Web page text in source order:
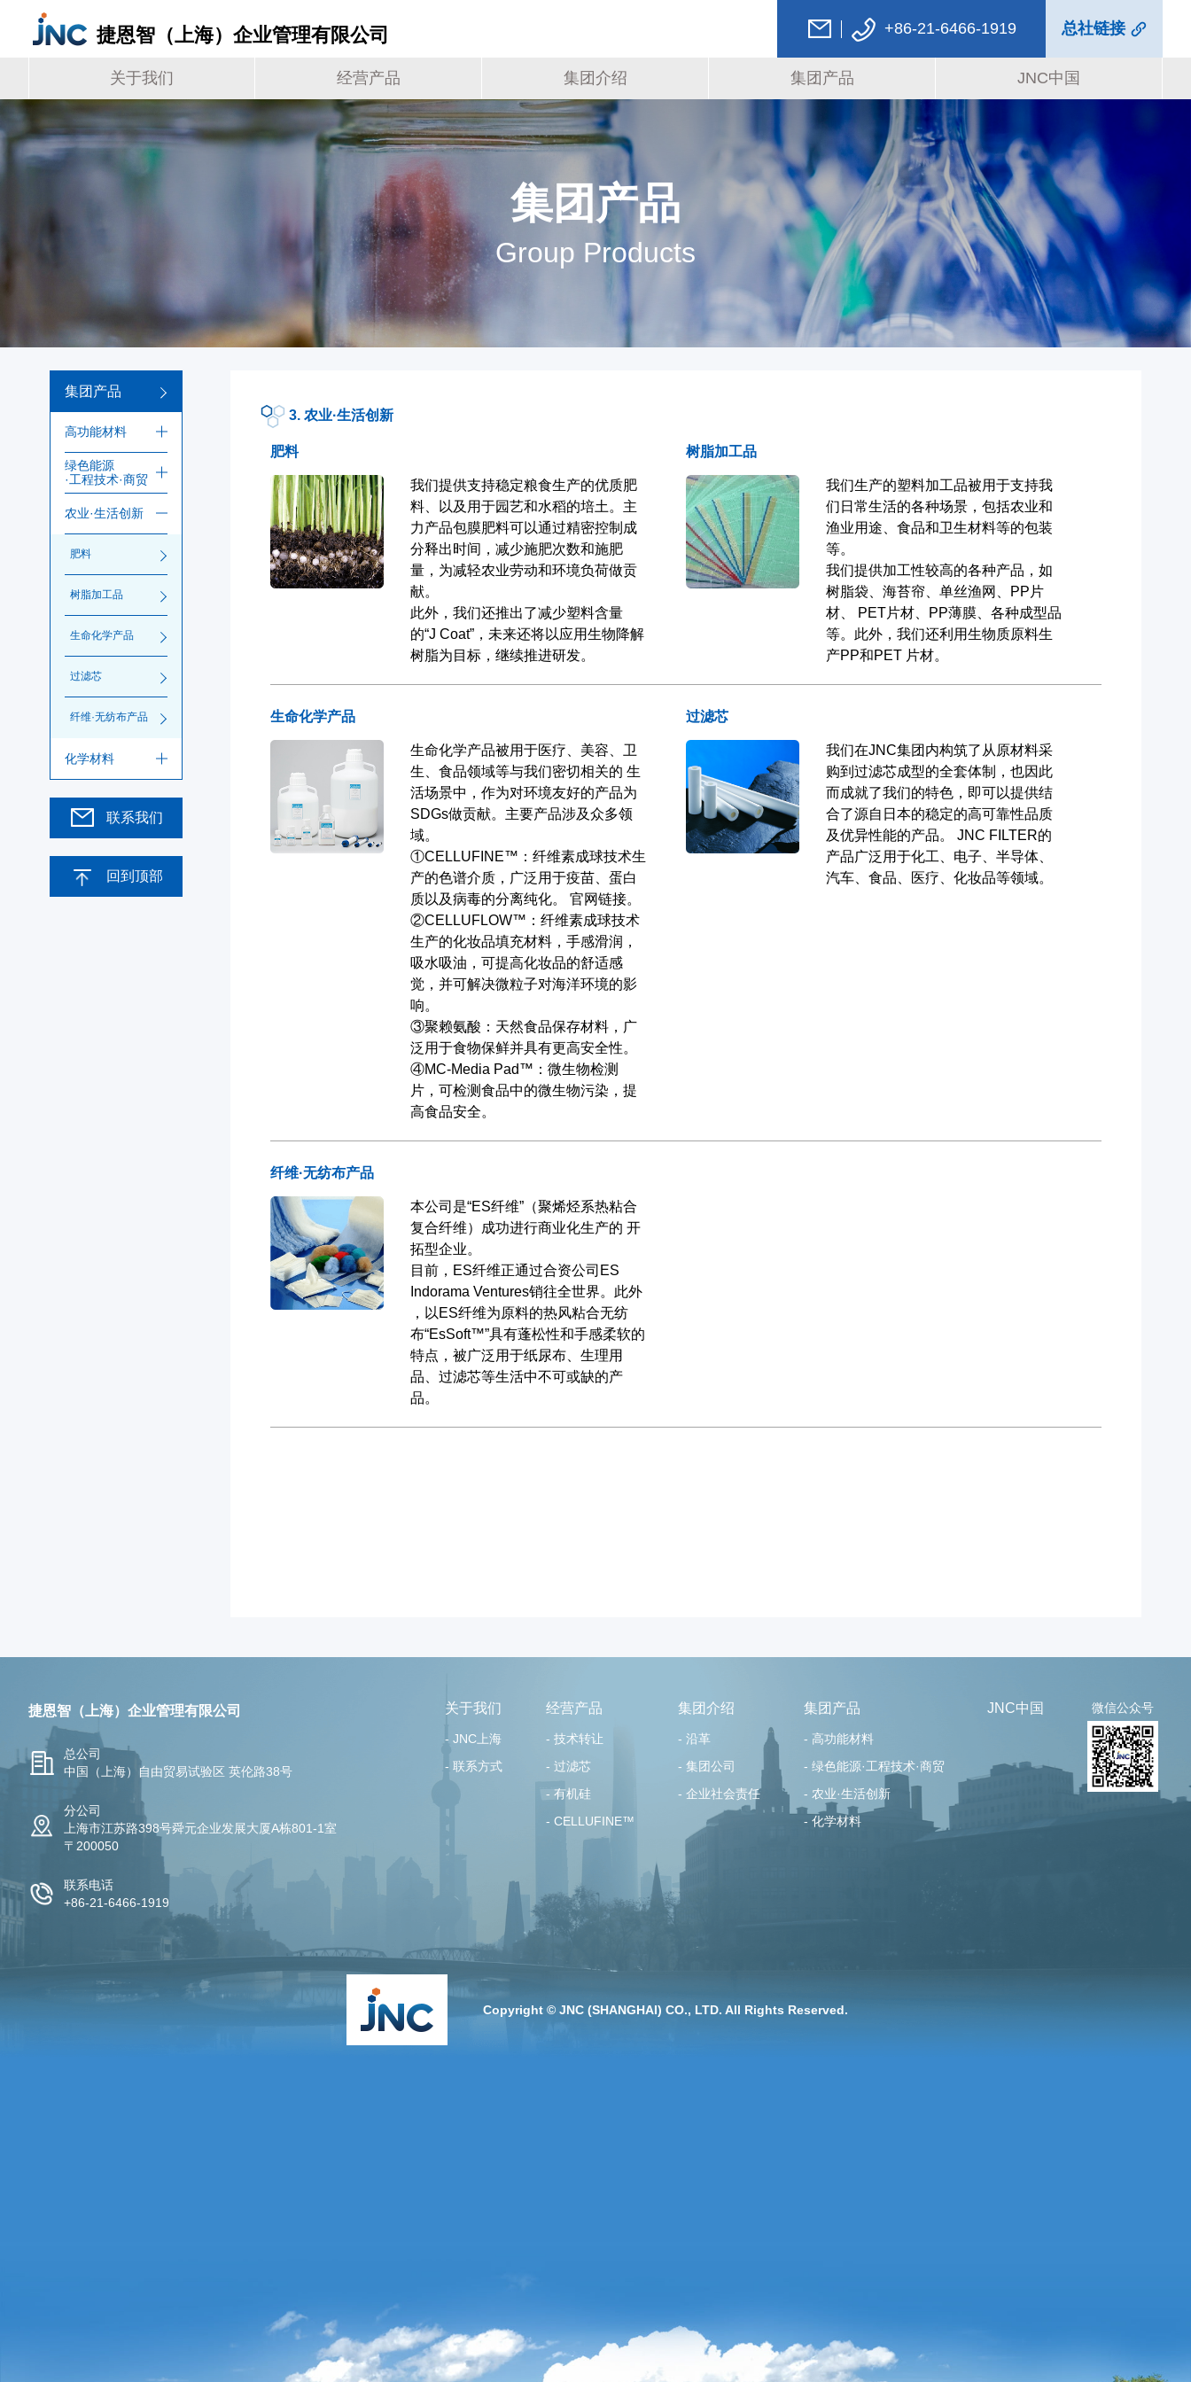
捷恩智（上海）企业管理有限公司 +86-21-6466-1919 总社链接
关于我们 经营产品 集团介绍 集团产品 JNC中国
集团产品
Group Products
集团产品
高功能材料
绿色能源
·工程技术·商贸
农业·生活创新
肥料
树脂加工品
生命化学产品
过滤芯
纤维·无纺布产品
化学材料
联系我们
回到顶部
3. 农业·生活创新
肥料
我们提供支持稳定粮食生产的优质肥
料、以及用于园艺和水稻的培土。主
力产品包膜肥料可以通过精密控制成
分释出时间，减少施肥次数和施肥
量，为减轻农业劳动和环境负荷做贡
献。
此外，我们还推出了减少塑料含量
的“J Coat”，未来还将以应用生物降解
树脂为目标，继续推进研发。
树脂加工品
我们生产的塑料加工品被用于支持我
们日常生活的各种场景，包括农业和
渔业用途、食品和卫生材料等的包装
等。
我们提供加工性较高的各种产品，如
树脂袋、海苔帘、单丝渔网、PP片
材、 PET片材、PP薄膜、各种成型品
等。此外，我们还利用生物质原料生
产PP和PET 片材。
生命化学产品
生命化学产品被用于医疗、美容、卫
生、食品领域等与我们密切相关的 生
活场景中，作为对环境友好的产品为
SDGs做贡献。主要产品涉及众多领
域。
①CELLUFINE™：纤维素成球技术生
产的色谱介质，广泛用于疫苗、蛋白
质以及病毒的分离纯化。 官网链接。
②CELLUFLOW™：纤维素成球技术
生产的化妆品填充材料，手感滑润，
吸水吸油，可提高化妆品的舒适感
觉，并可解决微粒子对海洋环境的影
响。
③聚赖氨酸：天然食品保存材料，广
泛用于食物保鲜并具有更高安全性。
④MC-Media Pad™：微生物检测
片，可检测食品中的微生物污染，提
高食品安全。
过滤芯
我们在JNC集团内构筑了从原材料采
购到过滤芯成型的全套体制，也因此
而成就了我们的特色，即可以提供结
合了源自日本的稳定的高可靠性品质
及优异性能的产品。 JNC FILTER的
产品广泛用于化工、电子、半导体、
汽车、食品、医疗、化妆品等领域。
纤维·无纺布产品
本公司是“ES纤维”（聚烯烃系热粘合
复合纤维）成功进行商业化生产的 开
拓型企业。
目前，ES纤维正通过合资公司ES
Indorama Ventures销往全世界。此外
，以ES纤维为原料的热风粘合无纺
布“EsSoft™”具有蓬松性和手感柔软的
特点，被广泛用于纸尿布、生理用
品、过滤芯等生活中不可或缺的产
品。
捷恩智（上海）企业管理有限公司
总公司
中国（上海）自由贸易试验区 英伦路38号
分公司
上海市江苏路398号舜元企业发展大厦A栋801-1室
〒200050
联系电话
+86-21-6466-1919
关于我们
- JNC上海
- 联系方式
经营产品
- 技术转让
- 过滤芯
- 有机硅
- CELLUFINE™
集团介绍
- 沿革
- 集团公司
- 企业社会责任
集团产品
- 高功能材料
- 绿色能源·工程技术·商贸
- 农业·生活创新
- 化学材料
JNC中国 微信公众号
Copyright © JNC (SHANGHAI) CO., LTD. All Rights Reserved.